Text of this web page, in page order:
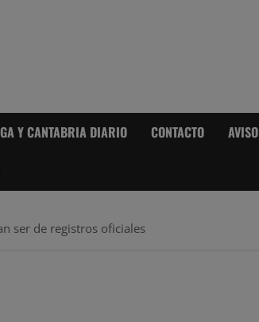
Y CANTABRIA DIARIO CONTACTO
ser de registros oficiales